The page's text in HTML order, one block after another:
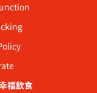
福飲食